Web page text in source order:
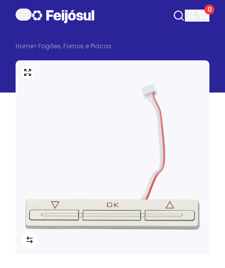
0
Home> Fogões, Fornos e Placas